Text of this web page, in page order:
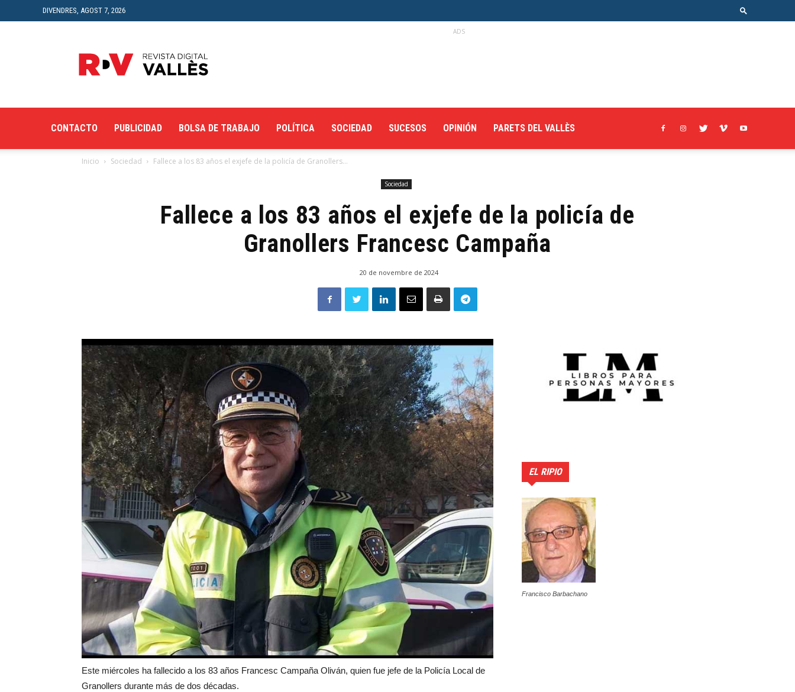
DIVENDRES, AGOST 7, 2026
Digital
del
ADS
CONTACTO PUBLICIDAD BOLSA DE TRABAJO POLÍTICA SOCIEDAD SUCESOS OPINIÓN PARETS DEL VALLÈS
Inicio Sociedad Fallece a los 83 años el exjefe de la policía de Granollers...
Sociedad
Fallece a los 83 años el exjefe de la policía de
Granollers Francesc Campaña
20 de novembre de 2024
Este miércoles ha fallecido a los 83 años Francesc Campaña Oliván, quien fue jefe de la Policía Local de
Granollers durante más de dos décadas.
EL RIPIO
Francisco Barbachano